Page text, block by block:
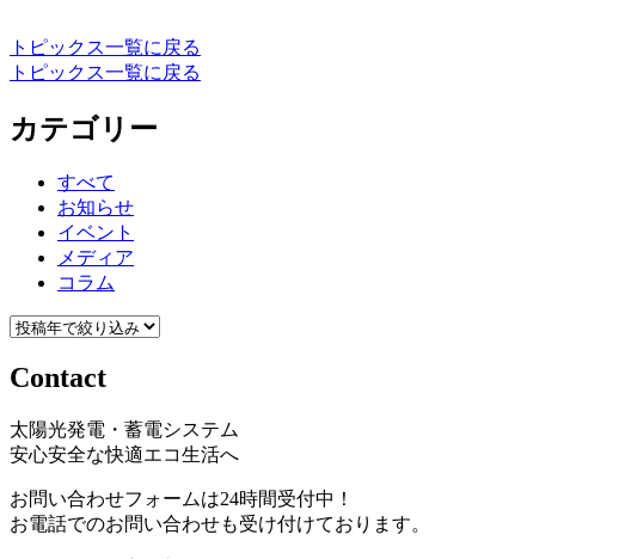
トピックス一覧に戻る
トピックス一覧に戻る
カテゴリー
すべて
お知らせ
イベント
メディア
コラム
Contact
太陽光発電・蓄電システム
安心安全な快適エコ生活へ
お問い合わせフォームは24時間受付中！
お電話でのお問い合わせも受け付けております。